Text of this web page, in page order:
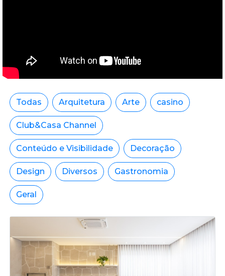
Todas Arquitetura Arte casino
Club&Casa Channel
Conteúdo e Visibilidade Decoração
Design Diversos Gastronomia
Geral